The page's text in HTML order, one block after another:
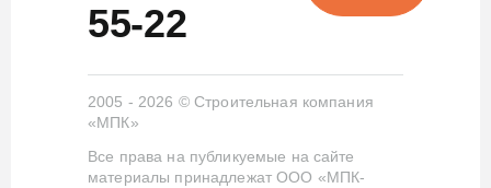
55-22
2005 - 2026 © Строительная компания
«МПК»
Все права на публикуемые на сайте
материалы принадлежат ООО «МПК-